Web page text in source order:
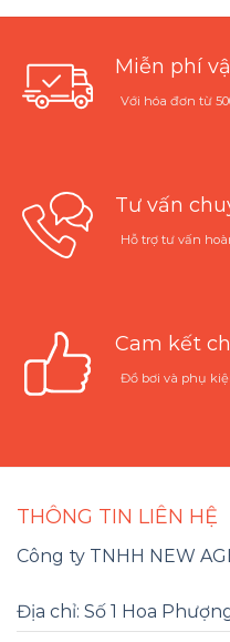
Miễn phí
Với hóa đơn từ
Tư vấn
Hỗ trợ tư vấn
Cam kết
Đồ bơi và phụ
THÔNG TIN LIÊN HỆ
Công ty TNHH NEW
Địa chỉ: Số 1 Hoa